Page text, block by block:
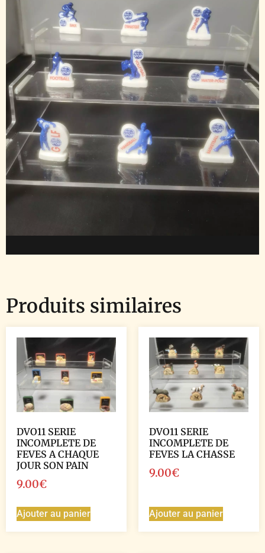
Produits similaires
DVO11 SERIE
INCOMPLETE DE
FEVES A CHAQUE
JOUR SON PAIN
9.00€
Ajouter au panier
DVO11 SERIE
INCOMPLETE DE
FEVES LA CHASSE
9.00€
Ajouter au panier